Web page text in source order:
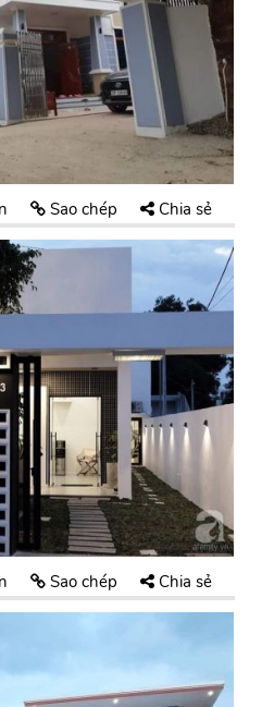
Sao chép Chia sẻ
Sao chép Chia sẻ